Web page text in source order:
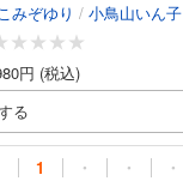
みぞゆり / 小鳥山いん子
円 (税込)
る
1 ・ ・ ・